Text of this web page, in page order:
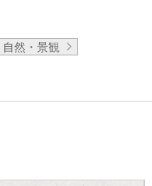
自然・景観